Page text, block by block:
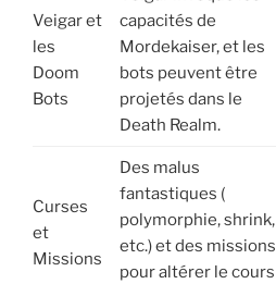
Veigar et
les
Doom
Bots
capacités de
Mordekaiser, et les
bots peuvent être
projetés dans le
Death Realm.
Curses
et
Missions
Des malus
fantastiques (
polymorphie, shrink,
etc.) et des missions
pour altérer le cours